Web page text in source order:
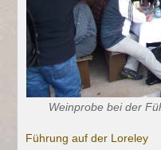
Weinprobe bei der
Führung auf der Loreley